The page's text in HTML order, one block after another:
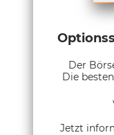
Der
Die
Jetzt